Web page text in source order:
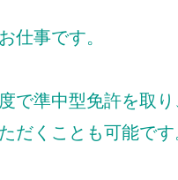
仕事です。
で準中型免許を取
だくことも可能で